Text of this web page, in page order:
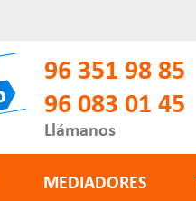
96 351 98 85
96 083 01 45
Llámanos
MEDIADORES